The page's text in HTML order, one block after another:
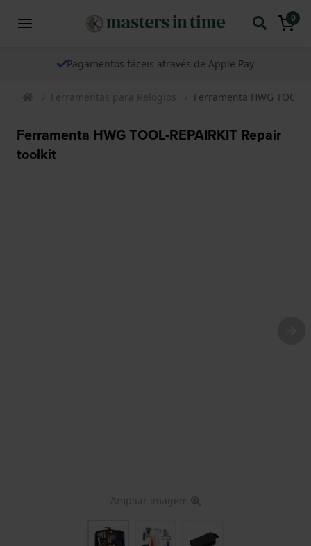
0
Pagamentos fáceis através de Apple Pay
Ferramentas para Relógios Ferramenta HWG TOOL-
Ferramenta HWG TOOL-REPAIRKIT Repair
toolkit
Ampliar imagem